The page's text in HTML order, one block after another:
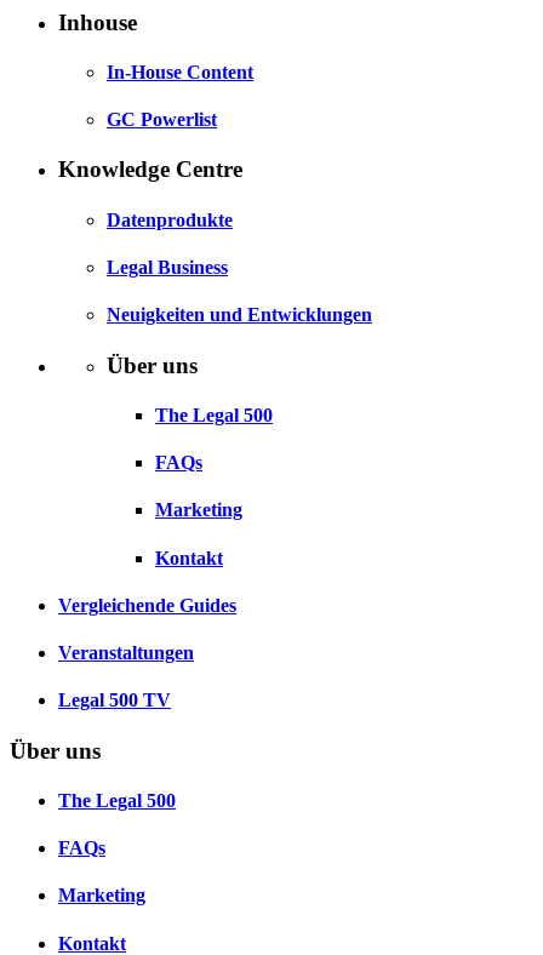
Inhouse
In-House Content
GC Powerlist
Knowledge Centre
Datenprodukte
Legal Business
Neuigkeiten und Entwicklungen
Über uns
The Legal 500
FAQs
Marketing
Kontakt
Vergleichende Guides
Veranstaltungen
Legal 500 TV
Über uns
The Legal 500
FAQs
Marketing
Kontakt